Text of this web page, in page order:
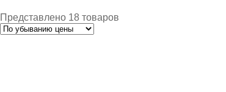
Представлено 18 товаров